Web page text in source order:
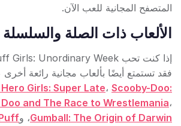
المتصفح المجانية للعب الآن.
الألعاب ذات الصلة والسلسلة
فقد تستمتع أيضًا بألعاب مجانية رائعة
Girls: Super Late، Scooby-Doo:
and The Race to Wrestlemania،
Gumball: The Origin of Darwin، و